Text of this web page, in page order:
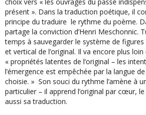
présent ». Dans la traduction poétique, il
principe du traduire le rythme du poème.
partage la conviction d’Henri Meschonnic.
temps à sauvegarder le système de figures
et vertical de l’original. Il va encore plus
« propriétés latentes de l’original – les
l’émergence est empêchée par la langue
choisie. » Son souci du rythme l’amène à
particulier – il apprend l’original par cœur,
aussi sa traduction.